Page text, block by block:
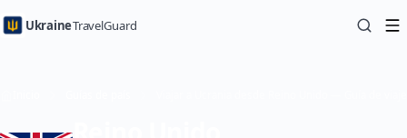
UkraineTravelGuard